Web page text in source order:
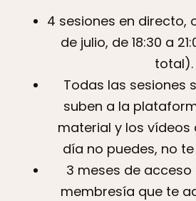
4 sesiones en directo,
de julio, de 18:30 a
total).
Todas las sesiones
suben a la
material y los vídeos
día no puedes, no
3 meses de
membresía que te